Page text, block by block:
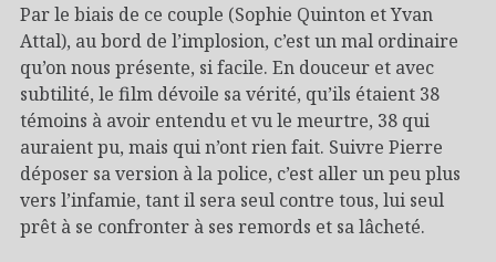
Par le biais de ce couple (Sophie Quinton et Yvan
Attal), au bord de l’implosion, c’est un mal ordinaire
qu’on nous présente, si facile. En douceur et avec
subtilité, le film dévoile sa vérité, qu’ils étaient 38
témoins à avoir entendu et vu le meurtre, 38 qui
auraient pu, mais qui n’ont rien fait. Suivre Pierre
déposer sa version à la police, c’est aller un peu plus
vers l’infamie, tant il sera seul contre tous, lui seul
prêt à se confronter à ses remords et sa lâcheté.